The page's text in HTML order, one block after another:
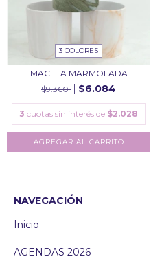
3 COLORES
MACETA MARMOLADA
$9.360
$6.084
3 cuotas sin interés de $2.028
AGREGAR AL CARRITO
NAVEGACIÓN
Inicio
AGENDAS 2026